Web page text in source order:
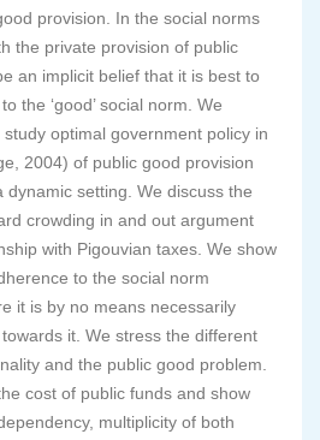
provision. In the social norms
the private provision of public
an implicit belief that it is best to
the ‘good’ social norm. We
optimal government policy in
2004) of public good provision
dynamic setting. We discuss the
crowding in and out argument
with Pigouvian taxes. We show
to the social norm
it is by no means necessarily
it. We stress the different
and the public good problem.
cost of public funds and show
multiplicity of both